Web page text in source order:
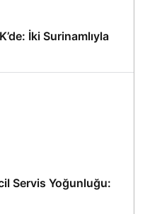
İki Surinamlıyla
Servis Yoğunluğu: